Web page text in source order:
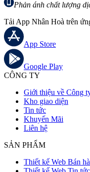
Phản ánh chất lượng
Tải App Nhân Hoà trên
App Store
Google Play
CÔNG TY
Giới thiệu về Công
Kho giao diện
Tin tức
Khuyến Mãi
Liên hệ
SẢN PHẨM
Thiết kế Web Bán